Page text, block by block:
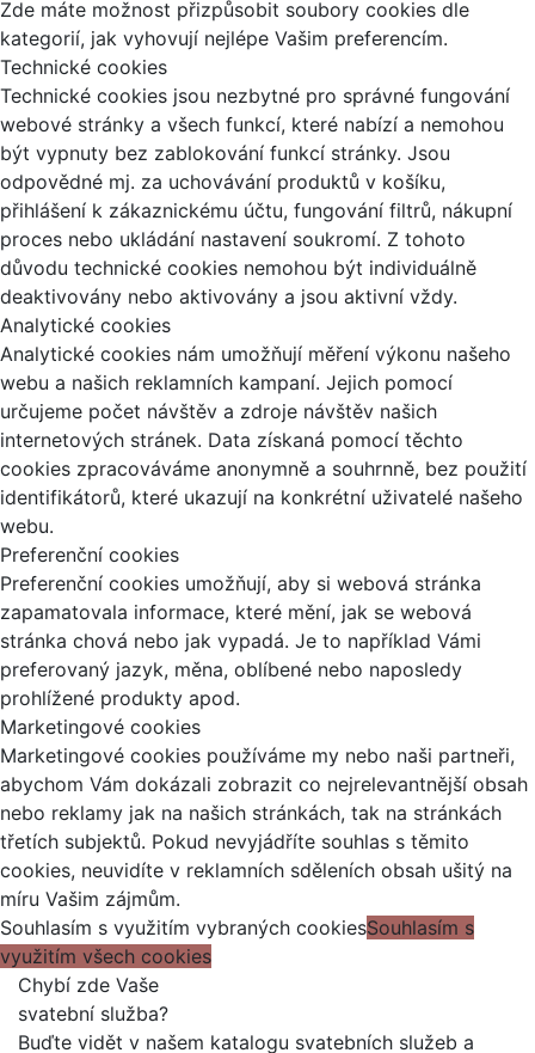
Zde máte možnost přizpůsobit soubory cookies dle
kategorií, jak vyhovují nejlépe Vašim preferencím.
Technické cookies
Technické cookies jsou nezbytné pro správné fungování
webové stránky a všech funkcí, které nabízí a nemohou
být vypnuty bez zablokování funkcí stránky. Jsou
odpovědné mj. za uchovávání produktů v košíku,
přihlášení k zákaznickému účtu, fungování filtrů, nákupní
proces nebo ukládání nastavení soukromí. Z tohoto
důvodu technické cookies nemohou být individuálně
deaktivovány nebo aktivovány a jsou aktivní vždy.
Analytické cookies
Analytické cookies nám umožňují měření výkonu našeho
webu a našich reklamních kampaní. Jejich pomocí
určujeme počet návštěv a zdroje návštěv našich
internetových stránek. Data získaná pomocí těchto
cookies zpracováváme anonymně a souhrnně, bez použití
identifikátorů, které ukazují na konkrétní uživatelé našeho
webu.
Preferenční cookies
Preferenční cookies umožňují, aby si webová stránka
zapamatovala informace, které mění, jak se webová
stránka chová nebo jak vypadá. Je to například Vámi
preferovaný jazyk, měna, oblíbené nebo naposledy
prohlížené produkty apod.
Marketingové cookies
Marketingové cookies používáme my nebo naši partneři,
abychom Vám dokázali zobrazit co nejrelevantnější obsah
nebo reklamy jak na našich stránkách, tak na stránkách
třetích subjektů. Pokud nevyjádříte souhlas s těmito
cookies, neuvidíte v reklamních sděleních obsah ušitý na
míru Vašim zájmům.
Souhlasím s využitím vybraných cookiesSouhlasím s
využitím všech cookies
Chybí zde Vaše
svatební služba?
Buďte vidět v našem katalogu svatebních služeb a